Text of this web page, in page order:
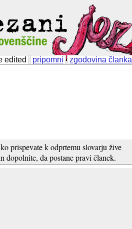
edited pripomni zgodovina članka
prispevate k odprtemu slovarju žive
dopolnite, da postane pravi članek.